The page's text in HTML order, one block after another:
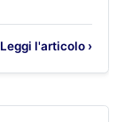
Leggi l'articolo ›